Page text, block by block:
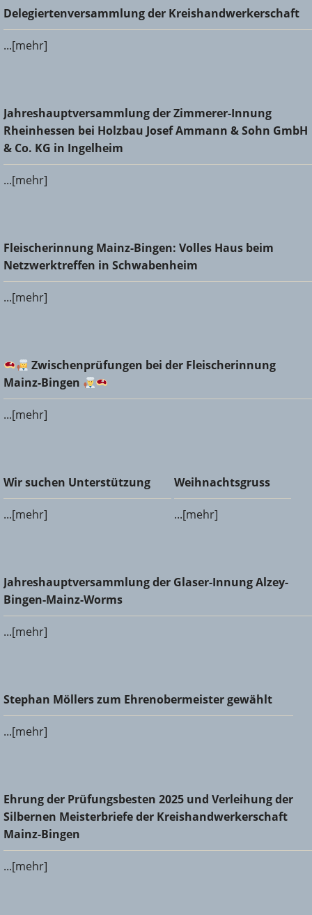
Delegiertenversammlung der Kreishandwerkerschaft
Delegiertenversammlung der Kreishandwerkerschaft
...[mehr]
Jahreshauptversammlung der Zimmerer-Innung
Rheinhessen bei Holzbau Josef Ammann & Sohn GmbH &
Co. KG in Ingelheim
Jahreshauptversammlung der Zimmerer-Innung
Rheinhessen bei Holzbau Josef Ammann & Sohn GmbH
& Co. KG in Ingelheim
...[mehr]
Fleischerinnung Mainz-Bingen: Volles Haus beim
Netzwerktreffen in Schwabenheim
Fleischerinnung Mainz-Bingen: Volles Haus beim
Netzwerktreffen in Schwabenheim
...[mehr]
Zwischenprüfungen bei der Fleischerinnung Mainz-
Bingen
Zwischenprüfungen bei der Fleischerinnung
Mainz-Bingen
...[mehr]
Wir suchen Unterstützung
Wir suchen Unterstützung
...[mehr]
Weihnachtsgruss
Weihnachtsgruss
...[mehr]
Jahreshauptversammlung der Glaser-Innung Alzey-Bingen-
Mainz-Worms
Jahreshauptversammlung der Glaser-Innung Alzey-
Bingen-Mainz-Worms
...[mehr]
Stephan Möllers zum Ehrenobermeister gewählt
Stephan Möllers zum Ehrenobermeister gewählt
...[mehr]
Ehrung der Prüfungsbesten 2025 und Verleihung der
Silbernen Meisterbriefe der Kreishandwerkerschaft Mainz-
Bingen
Ehrung der Prüfungsbesten 2025 und Verleihung der
Silbernen Meisterbriefe der Kreishandwerkerschaft
Mainz-Bingen
...[mehr]